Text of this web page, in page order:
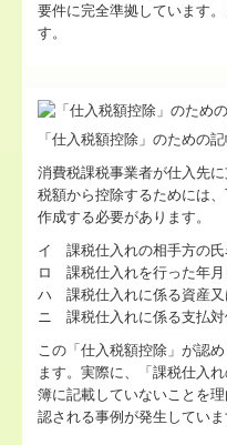
要件に完全準拠しています
す。
「仕入税額控除」のための
消費税課税事業者が仕入先
税額から控除するためには
作成する必要があります。
イ 課税仕入れの相手方の氏
ロ 課税仕入れを行った年月
ハ 課税仕入れに係る資産又
ニ 課税仕入れに係る支払対
この「仕入税額控除」が認
ます。実際に、「課税仕入
簿に記載していないことを
認される事例が発生していま